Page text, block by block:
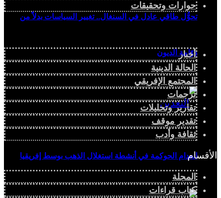
تحوُّل طاقي عادل في السنغال.. تغيير السياسات بدلاً من
دوّامة الديون
انعدام الحوكمة في أنشطة استغلال الذهب بوسط إفريقيا
حوارات وتحقيقات
أخبار
الحالة الدينية
المجتمع الإفريقي
ترجمات
تقارير وتحليلات
تقدير موقف
ثقافة وأدب
الأقسام
المجلة
كتاب قراءات